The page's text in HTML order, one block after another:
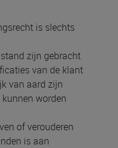
is slechts
zijn gebracht
van de klant
van aard zijn
worden
of verouderen
is aan